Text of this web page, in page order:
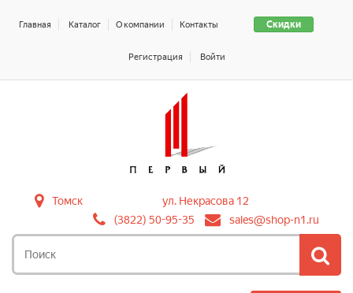
Скидки
Главная Каталог О компании Контакты
Регистрация Войти
Томск
ул. Некрасова 12
(3822) 50-95-35
sales@shop-n1.ru